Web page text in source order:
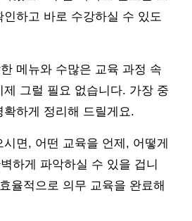
하고 바로 수강하실 수 있도
메뉴와 수많은 교육 과정 속
그럴 필요 없습니다. 가장 중
하게 정리해 드릴게요.
면, 어떤 교육을 언제, 어떻게
하게 파악하실 수 있을 겁니
율적으로 의무 교육을 완료해